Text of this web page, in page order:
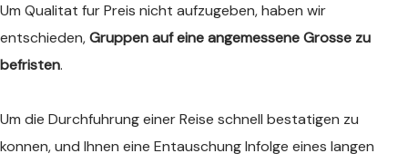
Um Qualitat fur Preis nicht aufzugeben, haben wir
entschieden,Gruppen auf eine angemessene Grosse zu
befristen.
Um die Durchfuhrung einer Reise schnell bestatigen zu
konnen, und Ihnen eine Entauschung Infolge eines langen